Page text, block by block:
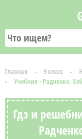
Главная 9 класс
Учебник - Радченко,
Гдз и